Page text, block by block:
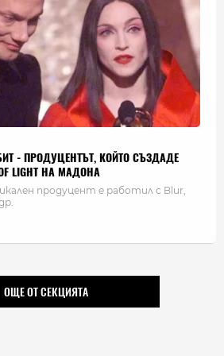
- ПРОДУЦЕНТЪТ, КОЙТО СЪЗДАДЕ
LIGHT НА МАДОНА
продуцент е работил с Blur,
ОЩЕ ОТ СЕКЦИЯТА